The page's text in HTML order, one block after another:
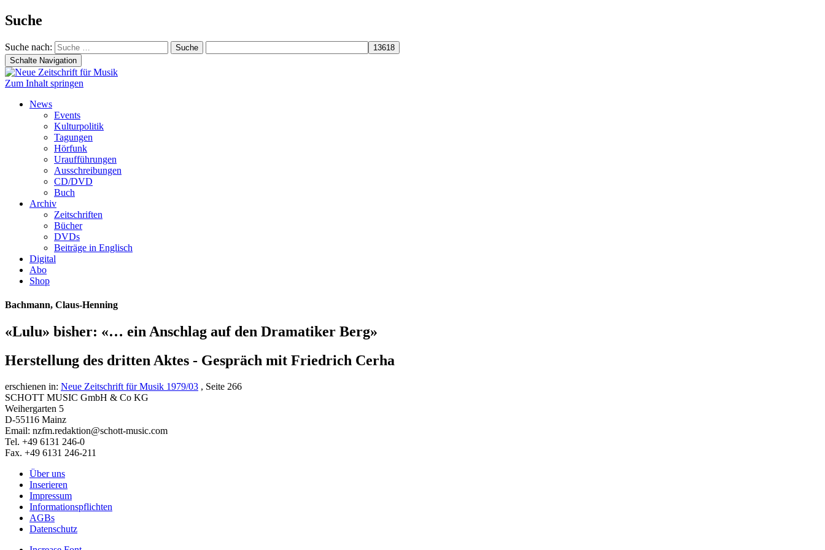
Suche
Suche nach:
Schalte Navigation
Zum Inhalt springen
News
Events
Kulturpolitik
Tagungen
Hörfunk
Uraufführungen
Ausschreibungen
CD/DVD
Buch
Archiv
Zeitschriften
Bücher
DVDs
Beiträge in Englisch
Digital
Abo
Shop
Bachmann, Claus-Henning
«Lulu» bisher: «… ein Anschlag auf den Dramatiker Berg»
Herstellung des dritten Aktes - Gespräch mit Friedrich Cerha
erschienen in: Neue Zeitschrift für Musik 1979/03 , Seite 266
SCHOTT MUSIC GmbH & Co KG
Weihergarten 5
D-55116 Mainz
Email: nzfm.redaktion@schott-music.com
Tel. +49 6131 246-0
Fax. +49 6131 246-211
Über uns
Inserieren
Impressum
Informationspflichten
AGBs
Datenschutz